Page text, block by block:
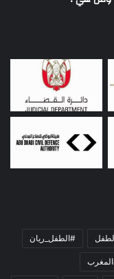
#الطفل_ريان